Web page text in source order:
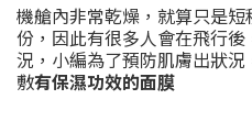
機艙內非常乾燥，就算只是
份，因此有很多人會在飛行
況，小編為了預防肌膚出狀
敷有保濕功效的面膜